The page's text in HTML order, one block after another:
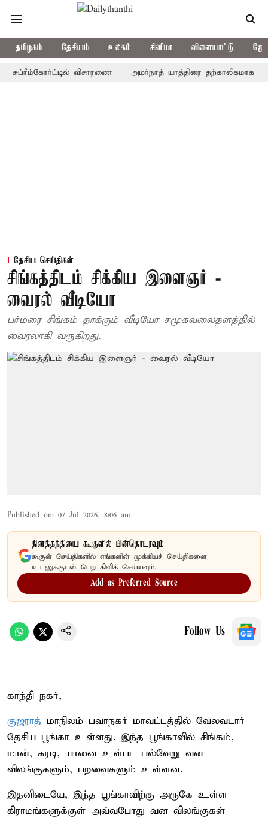
தமிழகம் தேசியம் உலகம் சினிமா விளையாட்டு
விசாரணை அமர்நாத் யாத்திரை தற்காலிகமாக நிறுத்தம்
தேசிய செய்திகள்
சிங்கத்திடம் சிக்கிய இளைஞர் -
வைரல் வீடியோ
பர்மரை சிங்கம் தாக்கும் வீடியோ சமூகவலைதளத்தில்
வைரலாகி வருகிறது.
Published on: 07 Jul 2026, 8:06 am
தினத்தந்தியை கூகுளில் பின்தொடரவும்
கூகுள் செய்திகளில் எங்களின் முக்கியச் செய்திகளை
உடனுக்குடன் பெற கிளிக் செய்யவும்.
Add as Preferred Source
Follow Us
காந்தி நகர்,
குஜராத் மாநிலம் பவாநகர் மாவட்டத்தில் வேலவடார்
தேசிய பூங்கா உள்ளது. இந்த பூங்காவில் சிங்கம்,
மான், கரடி, யானை உள்பட பல்வேறு வன
விலங்குகளும், பறவைகளும் உள்ளன.
இதனிடையே, இந்த பூங்காவிற்கு அருகே உள்ள
கிராமங்களுக்குள் அவ்வபோது வன விலங்குகள்